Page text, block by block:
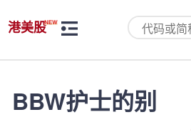
港美股
BBW护士的别